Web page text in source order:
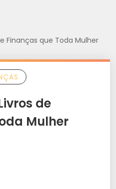
Finanças que Toda Mulher
de
Mulher